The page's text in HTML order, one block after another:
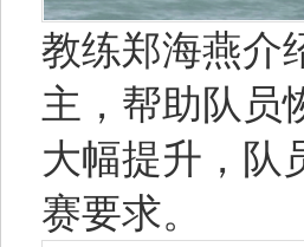
教练郑海燕介
主，帮助队员
大幅提升，队
赛要求。